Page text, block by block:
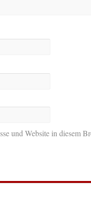
und Website in diesem